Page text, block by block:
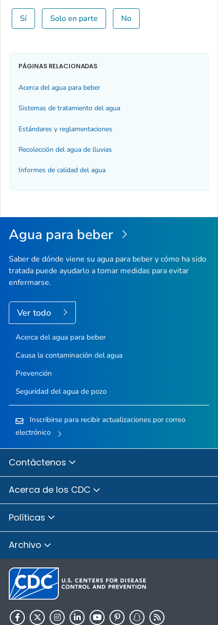
Sí Solo en parte No
PÁGINAS RELACIONADAS
Acerca del agua para beber
Sistemas de tratamiento del agua
Estándares y reglamentaciones
Recolección del agua de lluvias
Informes de calidad del agua
Agua para beber
Saber de dónde viene su agua para beber y cómo ha sido
tratada puede ayudarlo a tomar medidas para evitar
enfermarse.
Ver todo
Acerca del agua para beber
Causa la contaminación del agua
Prevención
Seguridad del agua de pozo
Inscribirse para recibir actualizaciones por correo
electrónico
Contáctenos
Acerca de los CDC
Políticas
Archivo